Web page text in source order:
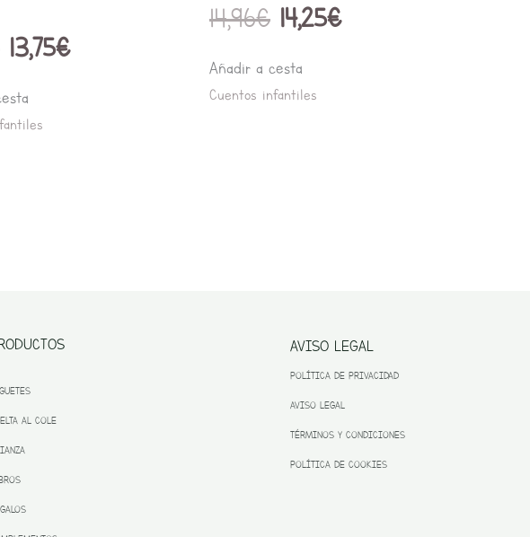
13,75€
14,96€ 14,25€
Añadir a cesta
Cuentos infantiles
AL COLE
AVISO LEGAL
POLÍTICA DE PRIVACIDAD
AVISO LEGAL
TÉRMINOS Y CONDICIONES
POLÍTICA DE COOKIES